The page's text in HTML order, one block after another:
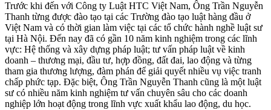
Trước khi đến với Công ty Luật HTC Việt Nam, Ông Trần Nguyễn
Thanh từng được đào tạo tại các Trường đào tạo luật hàng đầu ở
Việt Nam và có thời gian làm việc tại các tổ chức hành nghề luật sư
tại Hà Nội. Đến nay đã có gần 10 năm kinh nghiệm trong các lĩnh
vực: Hệ thống và xây dựng pháp luật; tư vấn pháp luật về kinh
doanh – thương mại, đầu tư, hợp đồng, đất đai, lao động và từng
tham gia thương lượng, đàm phán để giải quyết nhiều vụ việc tranh
chấp phức tạp. Đặc biệt, Ông Trần Nguyễn Thanh cũng là một luật
sư có nhiều năm kinh nghiệm tư vấn chuyên sâu cho các doanh
nghiệp lớn hoạt động trong lĩnh vực xuất khẩu lao động, du học.